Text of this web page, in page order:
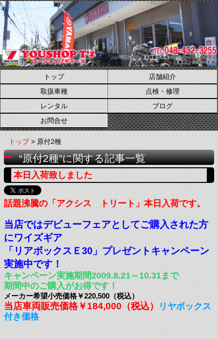
トップ
店舗紹介
取扱車種
点検・修理
レンタル
ブログ
お問合せ
トップ> 原付2種
“原付2種”に関する記事一覧
本日入荷致しました
話題沸騰の「アクシス トリート」本日入荷です。
当店ではデビューフェアとしてご購入された方
にワイズギア
「リアボックスＥ30」プレゼントキャンペーン
実施中です！
キャンペーン実施期間2009.8.21～10.31まで
期間中のご購入がお得です！
メーカー希望小売価格￥220,500（税込）
当店車両販売価格￥184,000（税込）リヤボックス
付き価格